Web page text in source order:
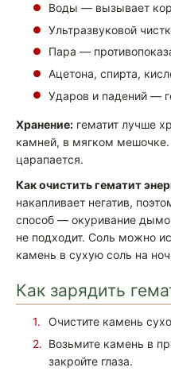
Воды — вызывает
Ультразвуковой
Пара —
Ацетона, спирта,
Ударов и падений —
Хранение: гематит лучше
камней, в мягком мешочке.
царапается.
Как очистить гематит
накапливает негатив,
способ — окуривание
не подходит. Соль можно
камень в сухую соль на
Как зарядить
Очистите камень
Возьмите камень в
закройте глаза.